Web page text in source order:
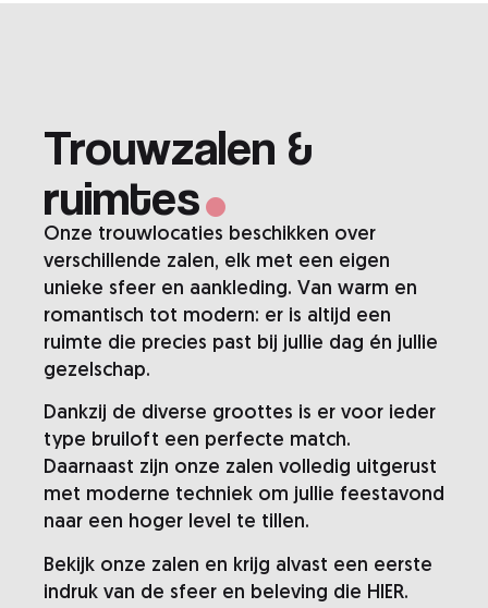
Trouwzalen &
ruimtes.
Onze trouwlocaties beschikken over
verschillende zalen, elk met een eigen
unieke sfeer en aankleding. Van warm en
romantisch tot modern: er is altijd een
ruimte die precies past bij jullie dag én jullie
gezelschap.
Dankzij de diverse groottes is er voor ieder
type bruiloft een perfecte match.
Daarnaast zijn onze zalen volledig uitgerust
met moderne techniek om jullie feestavond
naar een hoger level te tillen.
Bekijk onze zalen en krijg alvast een eerste
indruk van de sfeer en beleving die HIER.